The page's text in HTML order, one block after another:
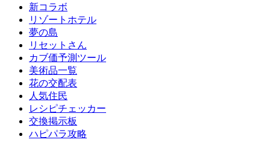
新コラボ
リゾートホテル
夢の島
リセットさん
カブ価予測ツール
美術品一覧
花の交配表
人気住民
レシピチェッカー
交換掲示板
ハピパラ攻略